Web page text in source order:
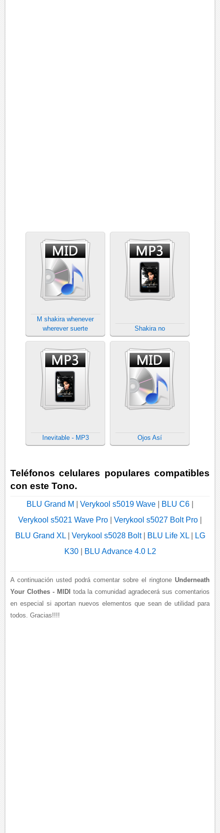
M shakira whenever
wherever suerte
Shakira no
Inevitable - MP3 Ojos Así
Teléfonos celulares populares compatibles
con este Tono.
BLU Grand M Verykool s5019 Wave BLU C6
Verykool s5021 Wave Pro
Verykool s5027 Bolt Pro
BLU Grand XL| Verykool s5028 Bolt| BLU Life XL|
LG
K30| BLU Advance 4.0 L2
A continuación usted podrá comentar sobre el ringtone Underneath
Your Clothes - MIDI toda la comunidad agradecerá sus comentarios
en especial si aportan nuevos elementos que sean de utilidad para
todos. Gracias!!!!